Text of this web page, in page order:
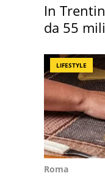
In
da 55
LIFESTYLE
Roma